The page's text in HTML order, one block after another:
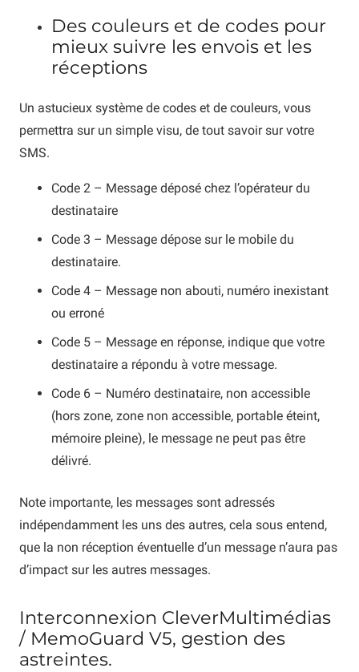
Des couleurs et de codes pour
mieux suivre les envois et les
réceptions
Un astucieux système de codes et de couleurs, vous
permettra sur un simple visu, de tout savoir sur votre
SMS.
Code 2 – Message déposé chez l’opérateur du
destinataire
Code 3 – Message dépose sur le mobile du
destinataire.
Code 4 – Message non abouti, numéro inexistant
ou erroné
Code 5 – Message en réponse, indique que votre
destinataire a répondu à votre message.
Code 6 – Numéro destinataire, non accessible
(hors zone, zone non accessible, portable éteint,
mémoire pleine), le message ne peut pas être
délivré.
Note importante, les messages sont adressés
indépendamment les uns des autres, cela sous entend,
que la non réception éventuelle d’un message n’aura pas
d’impact sur les autres messages.
Interconnexion CleverMultimédias
/ MemoGuard V5, gestion des
astreintes.